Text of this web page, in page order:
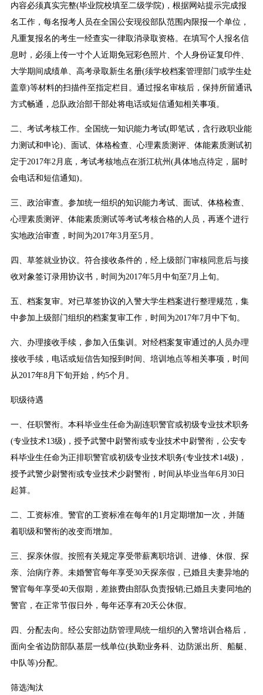
内容必须真实完整(毕业院校填至二级学院)，根据网站提示完成报
名工作，每名报考人员在全国公安现役部队范围内限报一个单位，
凡重复报名的考生一经查实一律取消录取资格。在填写个人报名信
息时，必须上传一寸个人近期免冠彩色照片、个人身份证复印件、
大学期间成绩单、高考录取新生名册(须学校档案管理部门或学生处
盖章)等材料的扫描件至指定栏目。通过报名审核后，保持所留通讯
方式畅通，总队政治部干部处将电话或短信通知相关事项。
二、考试考核工作。全国统一知识能力考试(即笔试，含行政职业能
力测试和申论)、面试、体格检查、心理素质测评、体能素质测试初
定于2017年2月底，考试考核地点在浙江杭州(具体地点待定，届时
会电话和短信通知)。
三、政治审查。参加统一组织的知识能力考试、面试、体格检查、
心理素质测评、体能素质测试等考试考核合格的人员，再逐个进行
实地政治审查，时间为2017年3月至5月。
四、草签就业协议。符合接收条件的，经上级部门审核同意后与接
收对象签订录用协议书，时间为2017年5月中旬至7月上旬。
五、档案复审。对已草签协议的入警大学生档案进行整理规范，集
中参加上级部门组织的档案复审工作，时间为2017年7月中下旬。
六、办理接收手续，参加入伍集训。对经档案复审通过的人员办理
接收手续，电话或短信告知报到时间、培训地点等相关事项，时间
从2017年8月下旬开始，约5个月。
职级待遇
一、任职警衔。本科毕业生任命为副连职警官或初级专业技术职务
(专业技术13级)，授予武警中尉警衔或专业技术中尉警衔，公安专
科毕业生任命为正排职警官或初级专业技术职务(专业技术14级)，
授予武警少尉警衔或专业技术少尉警衔，时间从毕业当年6月30日
起算。
二、工资标准。警官的工资标准在每年的1月定期增加一次，并随
着职级和警衔的改变而增加。
三、探亲休假。按照有关规定享受带薪离职培训、进修、休假、探
亲、治病疗养。未婚警官每年享受30天探亲假，已婚且夫妻异地的
警官每年享受40天假期，差旅费由部队负责报销;已婚且夫妻同地的
警官，在正常节假日外，每年还享有20天公休假。
四、分配去向。经公安部边防管理局统一组织的入警培训合格后，
面向全省边防部队基层一线单位(执勤业务科、边防派出所、船艇、
中队等)分配。
筛选淘汰